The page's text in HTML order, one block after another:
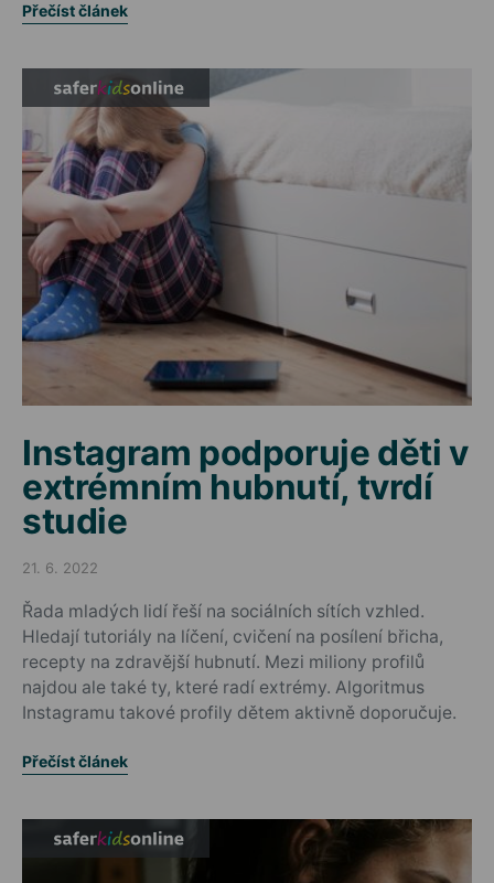
Přečíst článek
Instagram podporuje děti v
extrémním hubnutí, tvrdí
studie
Posted on
21. 6. 2022
Řada mladých lidí řeší na sociálních sítích vzhled.
Hledají tutoriály na líčení, cvičení na posílení břicha,
recepty na zdravější hubnutí. Mezi miliony profilů
najdou ale také ty, které radí extrémy. Algoritmus
Instagramu takové profily dětem aktivně doporučuje.
Přečíst článek